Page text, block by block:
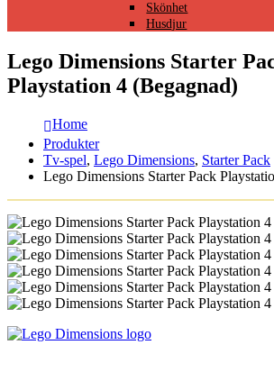
Skönhet
Husdjur
Lego Dimensions Starter
Playstation 4 (Begagnad)
Home
Produkter
Tv-spel, Lego Dimensions, Starter Pack
Lego Dimensions Starter Pack